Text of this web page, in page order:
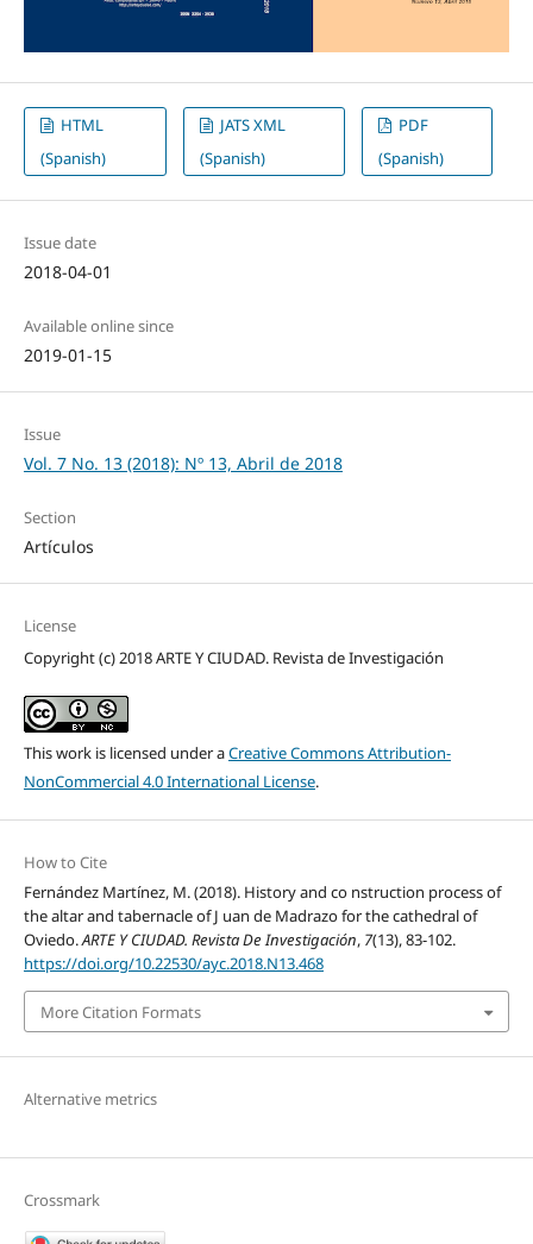
HTML
(Spanish)
JATS XML
(Spanish)
PDF
(Spanish)
Issue date
2018-04-01
Available online since
2019-01-15
Issue
Vol. 7 No. 13 (2018): Nº 13, Abril de 2018
Section
Artículos
License
Copyright (c) 2018 ARTE Y CIUDAD. Revista de Investigación
This work is licensed under aCreative Commons Attribution-
NonCommercial 4.0 International License.
How to Cite
Fernández Martínez, M. (2018). History and co nstruction process of
the altar and tabernacle of J uan de Madrazo for the cathedral of
Oviedo.ARTE Y CIUDAD. Revista De Investigación, 7(13), 83-102.
https://doi.org/10.22530/ayc.2018.N13.468
More Citation Formats
Alternative metrics
Crossmark